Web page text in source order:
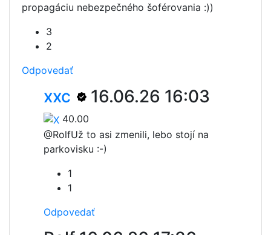
propagáciu nebezpečného šoférovania :))
3
2
Odpovedať
xxc 16.06.26 16:03
40.00
@RolfUž to asi zmenili, lebo stojí na
parkovisku :-)
1
1
Odpovedať